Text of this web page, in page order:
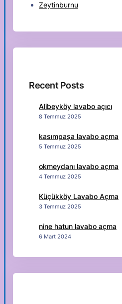
Zeytinburnu
Recent Posts
Alibeyköy lavabo açıcı
8 Temmuz 2025
kasımpaşa lavabo açma
5 Temmuz 2025
okmeydanı lavabo açma
4 Temmuz 2025
Küçükköy Lavabo Açma
3 Temmuz 2025
nine hatun lavabo açma
6 Mart 2024